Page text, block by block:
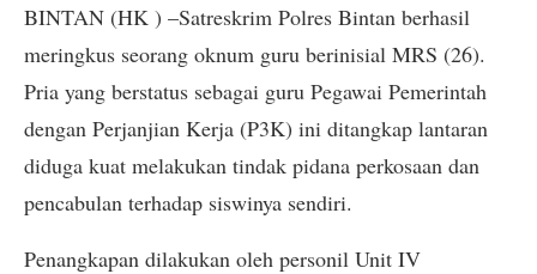
BINTAN (HK ) –Satreskrim Polres Bintan berhasil
meringkus seorang oknum guru berinisial MRS (26).
Pria yang berstatus sebagai guru Pegawai Pemerintah
dengan Perjanjian Kerja (P3K) ini ditangkap lantaran
diduga kuat melakukan tindak pidana perkosaan dan
pencabulan terhadap siswinya sendiri.
Penangkapan dilakukan oleh personil Unit IV